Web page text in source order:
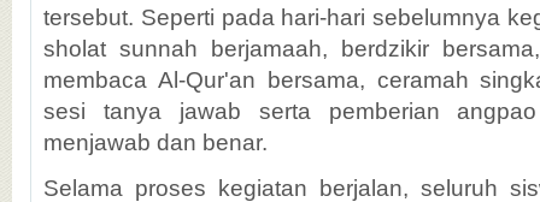
tersebut. Seperti pada hari-hari sebelumnya
sholat sunnah berjamaah, berdzikir
membaca Al-Qur'an bersama, ceramah
sesi tanya jawab serta pemberian
menjawab dan benar.
Selama proses kegiatan berjalan, seluruh